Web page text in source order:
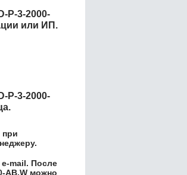
P-3-2000-
или ИП.
P-3-2000-
при
mail. После
AB.W можно